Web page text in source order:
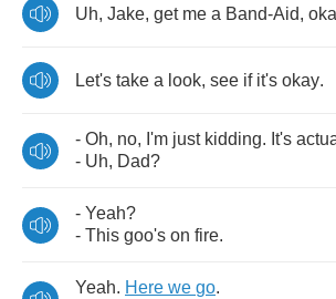
Uh, Jake, get me a Band-Aid,
Let's take a look, see if it's okay.
- Oh, no, I'm just kidding. It's
- Uh, Dad?
- Yeah?
- This goo's on fire.
Yeah. Here we go.